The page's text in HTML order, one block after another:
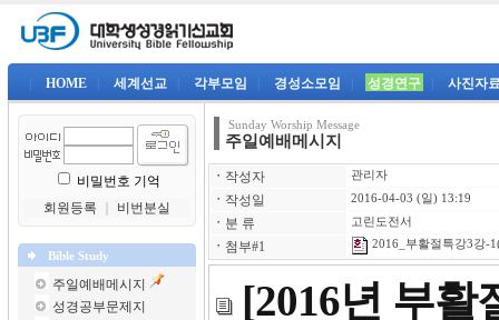
HOME 세계선교 각부모임 경성소모임 성경연구 사진자
비밀번호 기억
회원등록
비번분실
Bible Study
주일예배메시지
성경공부문제지
Sunday Worship Message
주일예배메시지
ㆍ 작성자 관리자
ㆍ 작성일 2016-04-03 (일) 13:19
ㆍ 분 류 고린도전서
ㆍ 첨부#1 2016_부활절특강3강-
[2016년 부활